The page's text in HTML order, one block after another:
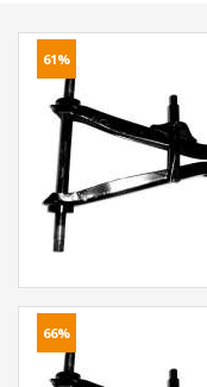
61%
66%